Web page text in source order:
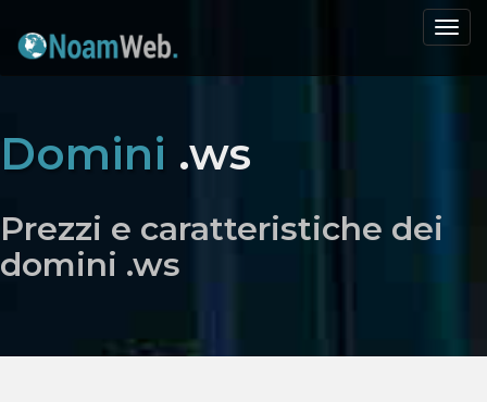
Domini .ws
Prezzi e caratteristiche dei
domini .ws